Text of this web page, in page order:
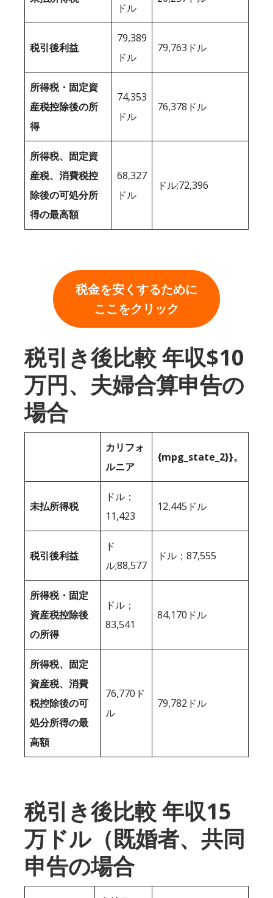
ドル
税引後利益
79,389
ドル
79,763ドル
所得税・固定資
産税控除後の所
得
74,353
ドル
76,378ドル
所得税、固定資
産税、消費税控
除後の可処分所
得の最高額
68,327
ドル
ドル;72,396
税金を安くするために
ここをクリック
税引き後比較 年収$10
万円、夫婦合算申告の
場合
カリフォ
ルニア
{mpg_state_2}}。
未払所得税
ドル；
11,423
12,445ドル
税引後利益
ド
ル;88,577
ドル；87,555
所得税・固定
資産税控除後
の所得
ドル；
83,541
84,170ドル
所得税、固定
資産税、消費
税控除後の可
処分所得の最
高額
76,770ド
ル
79,782ドル
税引き後比較 年収15
万ドル（既婚者、共同
申告の場合